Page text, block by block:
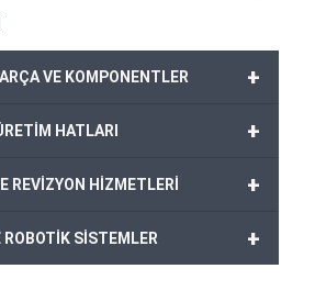
+
VE KOMPONENTLER
+
HATLARI
+
REVİZYON HİZMETLERİ
+
ROBOTİK SİSTEMLER